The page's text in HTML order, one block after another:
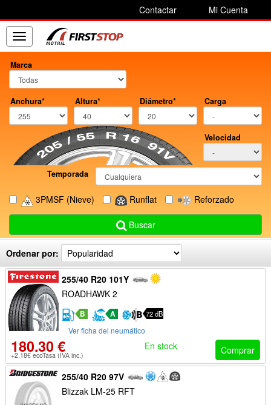
Contactar Mi Cuenta
Toggle
navigation
Marca
Anchura* Altura* Diámetro* Carga
Velocidad
Temporada
3PMSF (Nieve) Runflat Reforzado
Buscar
Ordenar por:
255/40 R20 101Y
ROADHAWK 2
B A 72 dB
Ver ficha del neumático
180.30 €
+2.18€ ecoTasa (IVA inc.) Comprar
En stock
255/40 R20 97V
Blizzak LM-25 RFT